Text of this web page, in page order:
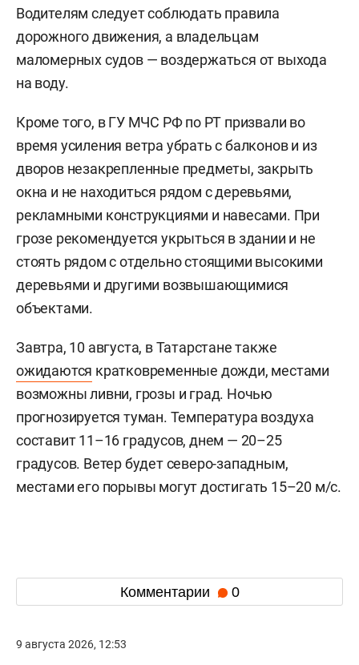
Водителям следует соблюдать правила
дорожного движения, а владельцам
маломерных судов — воздержаться от выхода
на воду.
Кроме того, в ГУ МЧС РФ по РТ призвали во
время усиления ветра убрать с балконов и из
дворов незакрепленные предметы, закрыть
окна и не находиться рядом с деревьями,
рекламными конструкциями и навесами. При
грозе рекомендуется укрыться в здании и не
стоять рядом с отдельно стоящими высокими
деревьями и другими возвышающимися
объектами.
Завтра, 10 августа, в Татарстане также
ожидаются кратковременные дожди, местами
возможны ливни, грозы и град. Ночью
прогнозируется туман. Температура воздуха
составит 11–16 градусов, днем — 20–25
градусов. Ветер будет северо-западным,
местами его порывы могут достигать 15–20 м/с.
Комментарии 0
9 августа 2026, 12:53